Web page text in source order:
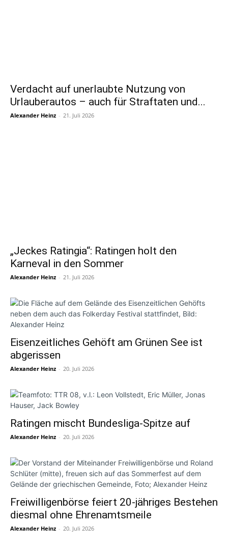
Verdacht auf unerlaubte Nutzung von
Urlauberautos – auch für Straftaten und...
Alexander Heinz - 21. Juli 2026
„Jeckes Ratingia“: Ratingen holt den
Karneval in den Sommer
Alexander Heinz - 21. Juli 2026
Eisenzeitliches Gehöft am Grünen See ist
abgerissen
Alexander Heinz - 20. Juli 2026
Ratingen mischt Bundesliga-Spitze auf
Alexander Heinz - 20. Juli 2026
Freiwilligenbörse feiert 20-jähriges Bestehen
diesmal ohne Ehrenamtsmeile
Alexander Heinz - 20. Juli 2026